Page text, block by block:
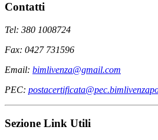
Contatti
Tel: 380 1008724
Fax: 0427 731596
Email: bimlivenza@gmail.com
PEC:
Sezione Link Utili